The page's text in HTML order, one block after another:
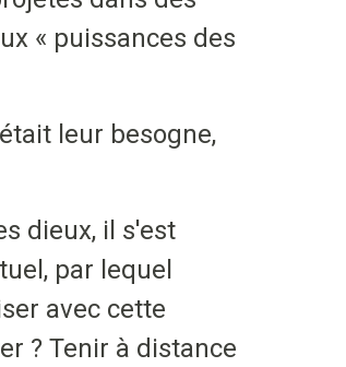
« puissances des
leur besogne,
dieux, il s'est
par lequel
avec cette
? Tenir à distance